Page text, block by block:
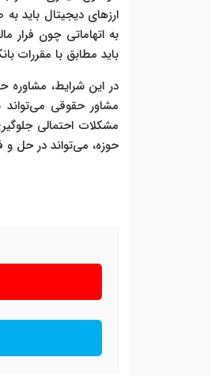
ارزهای دیجیتال باید
به اتهاماتی چون فرار
باید مطابق با مقررات
در این شرایط، مشاوره
مشاور حقوقی می‌تواند
مشکلات احتمالی
حوزه، می‌تواند در حل و